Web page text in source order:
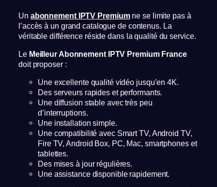
Un abonnement IPTV Premiumne se limite pas à
l’accès à un grand catalogue de contenus. La
véritable différence réside dans la qualité du service.
Le Meilleur Abonnement IPTV Premium France
doit proposer :
Une excellente qualité vidéo jusqu’en 4K.
Des serveurs rapides et performants.
Une diffusion stable avec très peu
d’interruptions.
Une installation simple.
Une compatibilité avec Smart TV, Android TV,
Fire TV, Android Box, PC, Mac, smartphones et
tablettes.
Des mises à jour régulières.
Une assistance disponible rapidement.